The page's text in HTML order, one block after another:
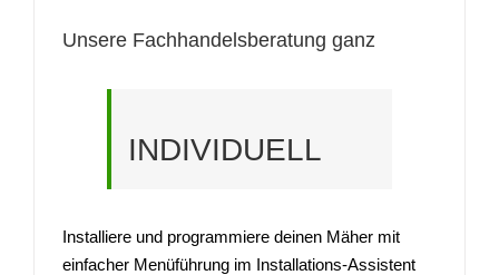
Unsere Fachhandelsberatung ganz
INDIVIDUELL
Installiere und programmiere deinen Mäher mit
einfacher Menüführung im Installations-Assistent